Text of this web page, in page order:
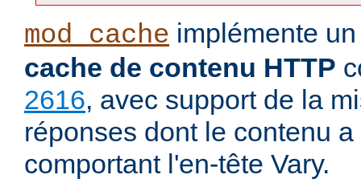
mod_cache implémente
cache de contenu HTTP
2616, avec support de la
réponses dont le contenu
comportant l'en-tête Vary.